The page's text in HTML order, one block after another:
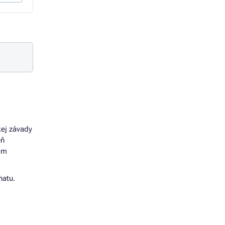
závady